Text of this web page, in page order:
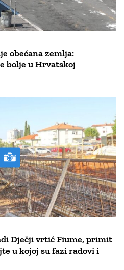
obećana zemlja:
bolje u Hrvatskoj
Dječji vrtić Fiume, primit
u kojoj su fazi radovi i